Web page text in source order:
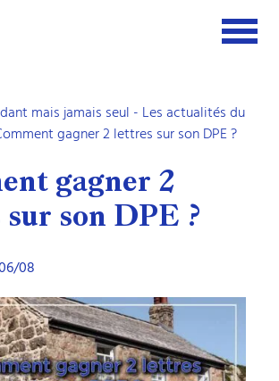
mais jamais seul - Les actualités du
gagner 2 lettres sur son DPE ?
gagner 2
son DPE ?
08